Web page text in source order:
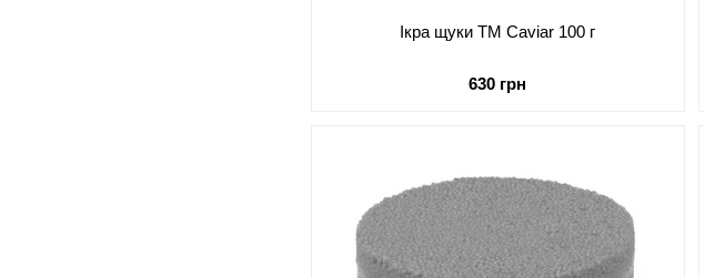
Ікра щуки ТМ Caviar 100 г
630 грн